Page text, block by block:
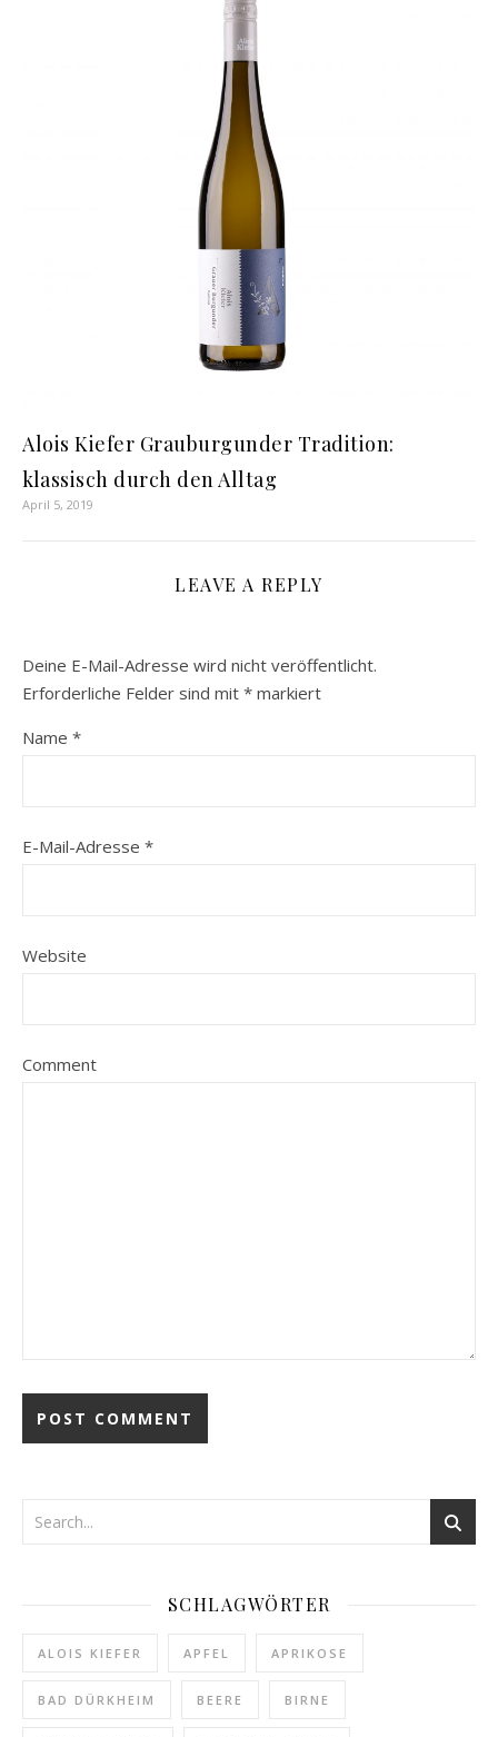
Alois Kiefer Grauburgunder Tradition:
klassisch durch den Alltag
April 5, 2019
LEAVE A REPLY
Deine E-Mail-Adresse wird nicht veröffentlicht.
Erforderliche Felder sind mit * markiert
Name *
E-Mail-Adresse *
Website
Comment
SCHLAGWÖRTER
ALOIS KIEFER APFEL APRIKOSE
BAD DÜRKHEIM BEERE BIRNE